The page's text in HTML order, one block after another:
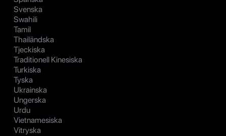
Svenska
Swahili
Tamil
Thailändska
Tjeckiska
Traditionell Kinesiska
Turkiska
Tyska
Ukrainska
Ungerska
Urdu
Vietnamesiska
Vitryska